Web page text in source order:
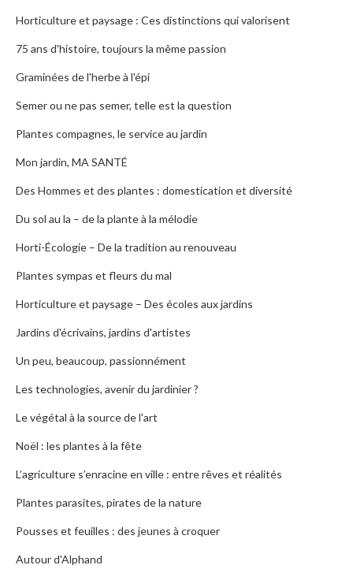
Horticulture et paysage : Ces distinctions qui valorisent
75 ans d'histoire, toujours la même passion
Graminées de l'herbe à l'épi
Semer ou ne pas semer, telle est la question
Plantes compagnes, le service au jardin
Mon jardin, MA SANTÉ
Des Hommes et des plantes : domestication et diversité
Du sol au la – de la plante à la mélodie
Horti-Écologie – De la tradition au renouveau
Plantes sympas et fleurs du mal
Horticulture et paysage – Des écoles aux jardins
Jardins d'écrivains, jardins d'artistes
Un peu, beaucoup, passionnément
Les technologies, avenir du jardinier ?
Le végétal à la source de l'art
Noël : les plantes à la fête
L’agriculture s’enracine en ville : entre rêves et réalités
Plantes parasites, pirates de la nature
Pousses et feuilles : des jeunes à croquer
Autour d'Alphand